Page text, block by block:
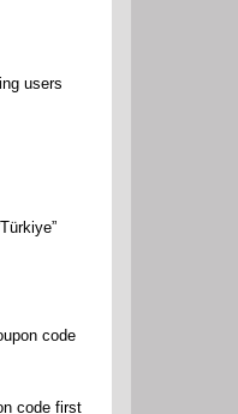
users
code
code first